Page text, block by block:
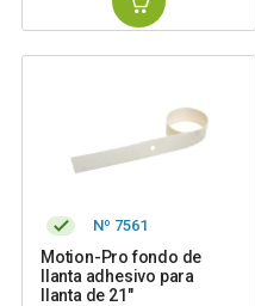
Nº 7561
Motion-Pro fondo de
llanta adhesivo para
llanta de 21"